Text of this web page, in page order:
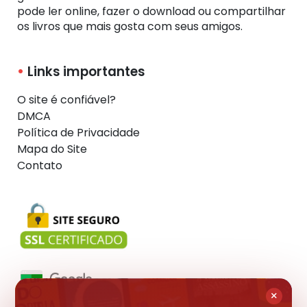
pode ler online, fazer o download ou compartilhar
os livros que mais gosta com seus amigos.
Links importantes
O site é confiável?
DMCA
Política de Privacidade
Mapa do Site
Contato
×